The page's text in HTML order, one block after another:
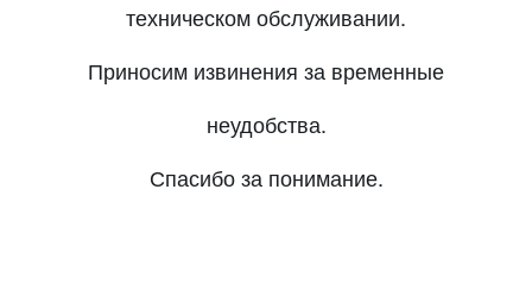
техническом обслуживании.
Приносим извинения за временные
неудобства.
Спасибо за понимание.